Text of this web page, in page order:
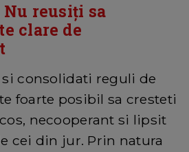
Nu reusiți sa
clare de
consolidati reguli de
foarte posibil sa cresteti
necooperant si lipsit
cei din jur. Prin natura